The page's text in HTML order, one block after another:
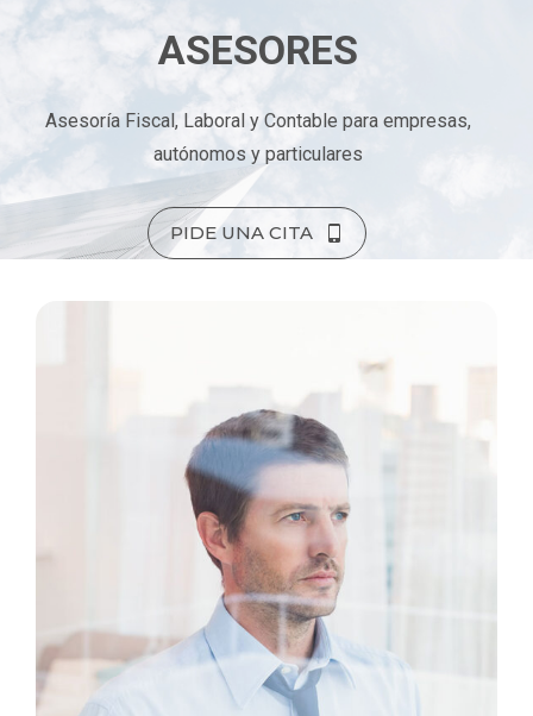
ASESORES
Asesoría Fiscal, Laboral y Contable para empresas,
autónomos y particulares
PIDE UNA CITA